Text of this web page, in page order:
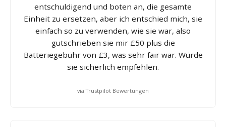
entschuldigend und boten an, die gesamte
Einheit zu ersetzen, aber ich entschied mich, sie
einfach so zu verwenden, wie sie war, also
gutschrieben sie mir £50 plus die
Batteriegebühr von £3, was sehr fair war. Würde
sie sicherlich empfehlen.
via Trustpilot Bewertungen